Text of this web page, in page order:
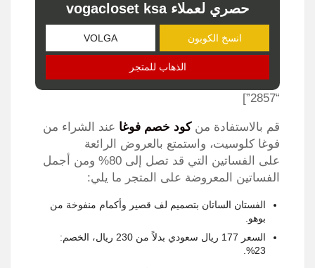
حصري لعملاء vogacloset ksa
انسخ الكوبون
الذهاب للمتجر
“2857”]
قم بالاستفادة منكود خصم فوغا عند الشراء من
فوغا كلوسيت، واستمتع بالعروض الرائعة
على الفساتين التي قد تصل إلى 80% ومن أجمل
الفساتين المعروضة على المتجر ما يلي:
الفستان الساتان بتصميم لف قصير وأكمام منفوخة من
بوهو.
السعر 177 ريال سعودي بدلاً من 230 ريال، الخصم:
23%.